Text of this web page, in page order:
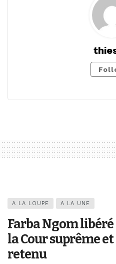
A LA LOUPE A LA UNE
Farba Ngom
la Cour suprême
retenu